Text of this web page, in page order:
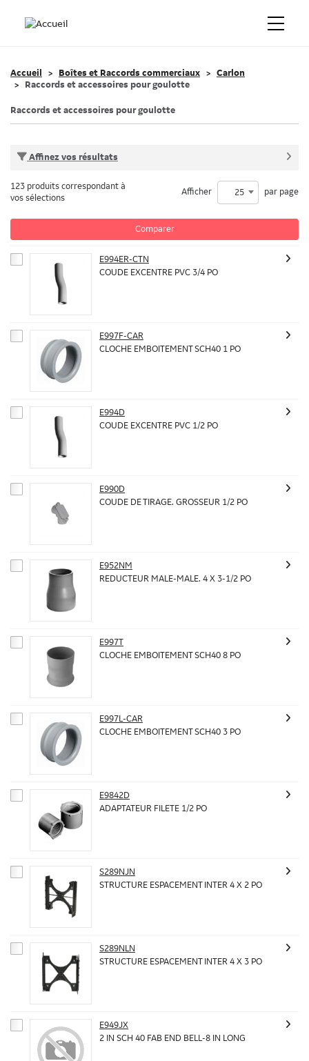
Accueil Boîtes et Raccords commerciaux
Carlon
Raccords et accessoires pour goulotte
Raccords et accessoires pour goulotte
Affinez vos résultats
Comparer
123 produits correspondant à
vos sélections
Afficher 25 par page
E994ER-CTN
COUDE EXCENTRE PVC 3/4 PO
E997F-CAR
CLOCHE EMBOITEMENT SCH40 1 PO
E994D
COUDE EXCENTRE PVC 1/2 PO
E990D
COUDE DE TIRAGE. GROSSEUR 1/2 PO
E952NM
REDUCTEUR MALE-MALE. 4 X 3-1/2 PO
E997T
CLOCHE EMBOITEMENT SCH40 8 PO
E997L-CAR
CLOCHE EMBOITEMENT SCH40 3 PO
E9842D
ADAPTATEUR FILETE 1/2 PO
S289NJN
STRUCTURE ESPACEMENT INTER 4 X 2 PO
S289NLN
STRUCTURE ESPACEMENT INTER 4 X 3 PO
E949JX
2 IN SCH 40 FAB END BELL-8 IN LONG